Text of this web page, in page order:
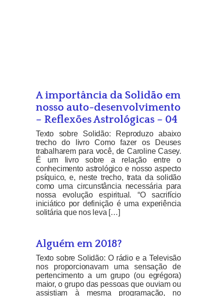
A importância da Solidão em
nosso auto-desenvolvimento
– Reflexões Astrológicas – 04
Texto sobre Solidão: Reproduzo abaixo
trecho do livro Como fazer os Deuses
trabalharem para você, de Caroline Casey.
É um livro sobre a relação entre o
conhecimento astrológico e nosso aspecto
psíquico, e, neste trecho, trata da solidão
como uma circunstância necessária para
nossa evolução espiritual. “O sacrifício
iniciático por definição é uma experiência
solitária que nos leva […]
Alguém em 2018?
Texto sobre Solidão: O rádio e a Televisão
nos proporcionavam uma sensação de
pertencimento a um grupo (ou egrégora)
maior, o grupo das pessoas que ouviam ou
assistiam à mesma programação, no